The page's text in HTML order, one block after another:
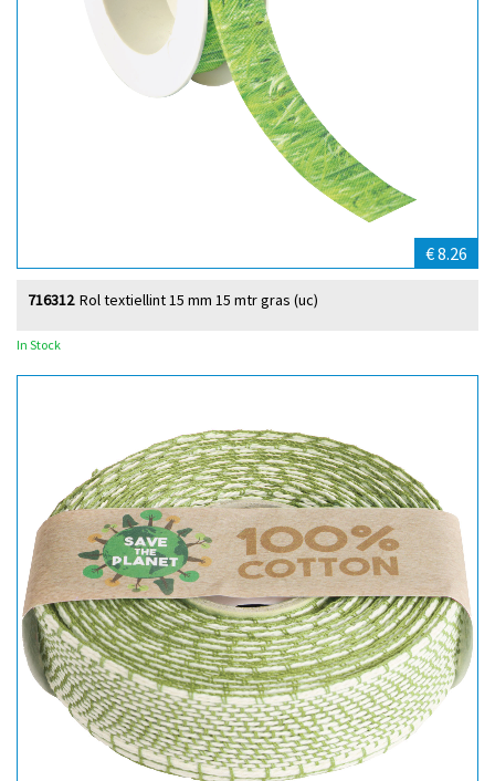
€ 8.26
Rol textiellint 15 mm 15 mtr gras (uc)
716312
In Stock